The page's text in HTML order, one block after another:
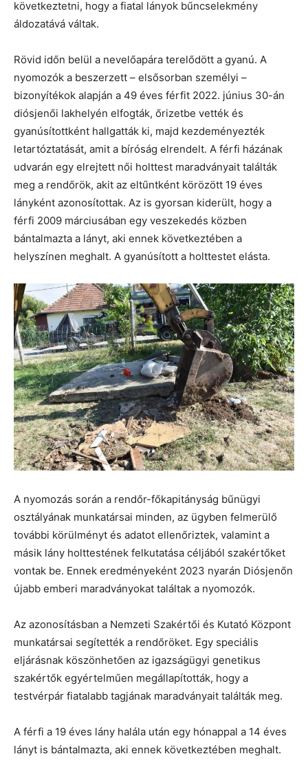
következtetni, hogy a fiatal lányok bűncselekmény
áldozatává váltak.
Rövid időn belül a nevelőapára terelődött a gyanú. A
nyomozók a beszerzett – elsősorban személyi –
bizonyítékok alapján a 49 éves férfit 2022. június 30-án
diósjenői lakhelyén elfogták, őrizetbe vették és
gyanúsítottként hallgatták ki, majd kezdeményezték
letartóztatását, amit a bíróság elrendelt. A férfi házának
udvarán egy elrejtett női holttest maradványait találták
meg a rendőrök, akit az eltűntként körözött 19 éves
lányként azonosítottak. Az is gyorsan kiderült, hogy a
férfi 2009 márciusában egy veszekedés közben
bántalmazta a lányt, aki ennek következtében a
helyszínen meghalt. A gyanúsított a holttestet elásta.
A nyomozás során a rendőr-főkapitányság bűnügyi
osztályának munkatársai minden, az ügyben felmerülő
további körülményt és adatot ellenőriztek, valamint a
másik lány holttestének felkutatása céljából szakértőket
vontak be. Ennek eredményeként 2023 nyarán Diósjenőn
újabb emberi maradványokat találtak a nyomozók.
Az azonosításban a Nemzeti Szakértői és Kutató Központ
munkatársai segítették a rendőröket. Egy speciális
eljárásnak köszönhetően az igazságügyi genetikus
szakértők egyértelműen megállapították, hogy a
testvérpár fiatalabb tagjának maradványait találták meg.
A férfi a 19 éves lány halála után egy hónappal a 14 éves
lányt is bántalmazta, aki ennek következtében meghalt.